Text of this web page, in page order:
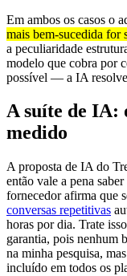
Em ambos os casos o
mais bem-sucedida for
a peculiaridade
modelo que cobra por
possível — a IA
A suíte de IA:
medido
A proposta de IA do
então vale a pena
fornecedor afirma que
conversas repetitivas
horas por dia. Trate
garantia, pois nenhum
na minha pesquisa,
incluído em todos os